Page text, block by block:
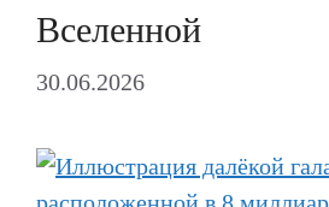
Вселенной
30.06.2026